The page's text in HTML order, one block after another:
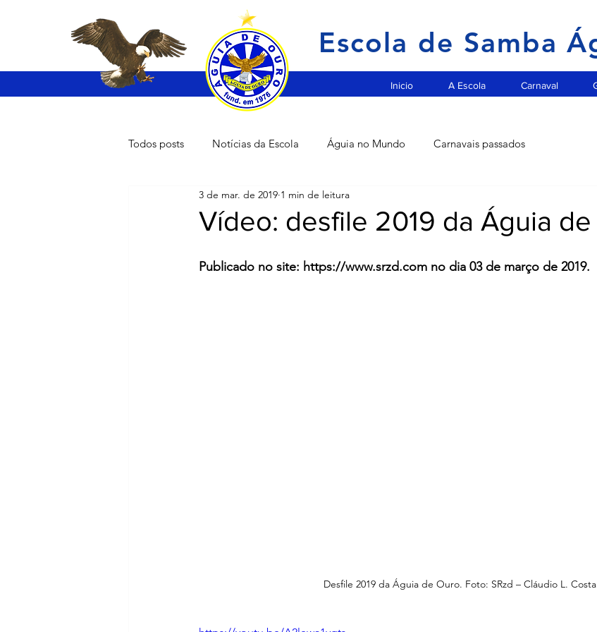
Escola de Samba
Inicio A Escola Carnaval
Todos posts Notícias da Escola Águia no Mundo Carnavais passados
Vídeo: desfile 2019 da Águia
3 de mar. de 2019 1 min de leitura
Publicado no site: https://www.srzd.com no dia 03 de março de 2019.
Desfile 2019 da Águia de Ouro. Foto: SRzd – Cláudio L. Costa